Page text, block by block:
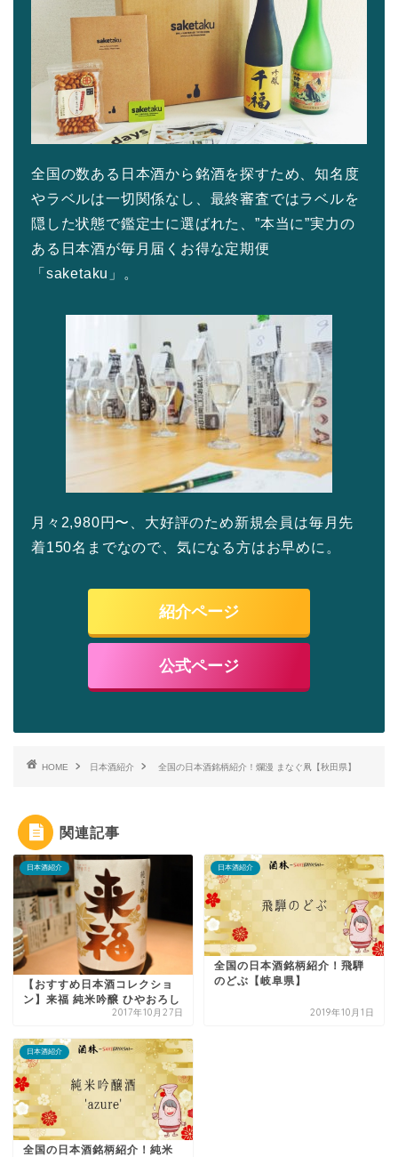
全国の数ある日本酒から銘酒を探すため、知名度
やラベルは一切関係なし、最終審査ではラベルを
隠した状態で鑑定士に選ばれた、”本当に”実力の
ある日本酒が毎月届くお得な定期便
「saketaku」。
月々2,980円〜、大好評のため新規会員は毎月先
着150名までなので、気になる方はお早めに。
紹介ページ
公式ページ
HOME 日本酒紹介 全国の日本酒銘柄紹介！爛漫 まなぐ凧【秋田県】
関連記事
日本酒紹介
【おすすめ日本酒コレクショ
ン】来福 純米吟醸 ひやおろし
2017年10月27日
日本酒紹介
全国の日本酒銘柄紹介！飛騨
のどぶ【岐阜県】
2019年10月1日
日本酒紹介
全国の日本酒銘柄紹介！純米